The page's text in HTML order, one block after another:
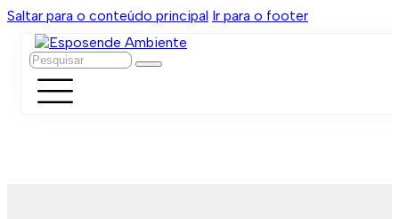
Saltar para o conteúdo principal Ir para o footer
Pesquisar